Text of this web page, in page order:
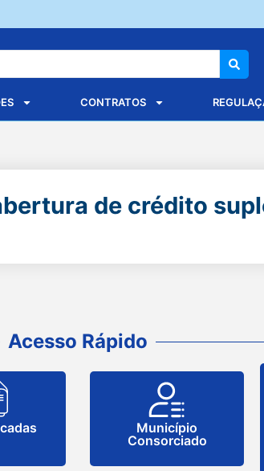
CONTRATOS
de crédito
Acesso Rápido
Município
Consorciado